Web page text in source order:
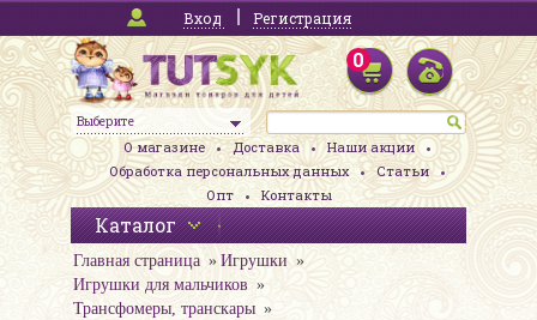
Вход Регистрация
Выберите
0
О магазине Доставка
Наши акции
Обработка персональных данных
Статьи
Опт
Контакты
Каталог
Главная страница
Игрушки
Игрушки для мальчиков
Трансфомеры, транскары